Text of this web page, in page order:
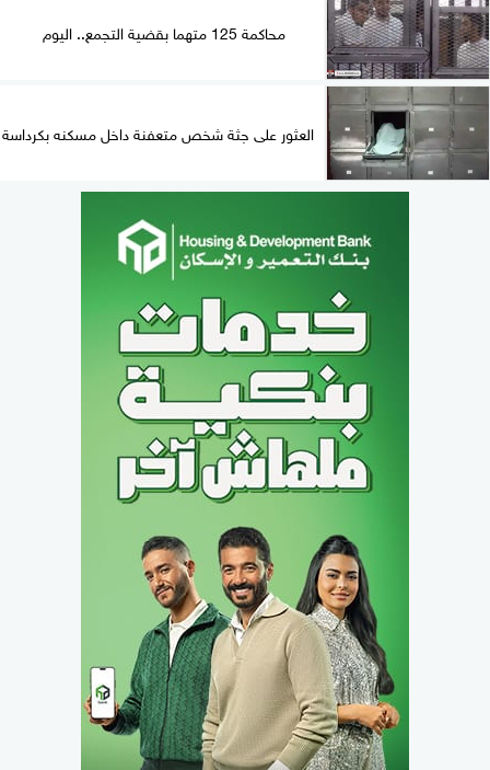
محاكمة 125 متهما بقضية التجمع.. اليوم
العثور على جثة شخص متعفنة داخل مسكنه بكرداسة